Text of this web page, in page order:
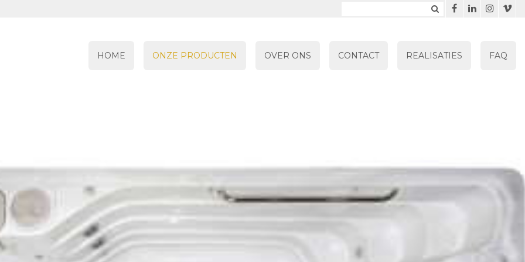
HOME ONZE PRODUCTEN OVER ONS CONTACT REALISATIES FAQ